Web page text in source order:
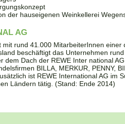
der hauseigenen Weinkellerei
AG
mit rund 41.000 MitarbeiterInnen
beschäftigt das Unternehmen
dem Dach der REWE Inter national
BILLA, MERKUR, PENNY,
ist REWE International AG im
Ländern tätig. (Stand: Ende 2014)